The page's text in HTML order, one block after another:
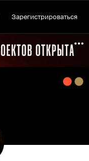
Зарегистрироваться